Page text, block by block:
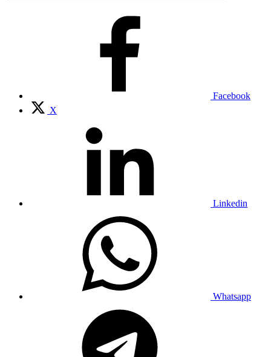
Facebook
X
Linkedin
Whatsapp